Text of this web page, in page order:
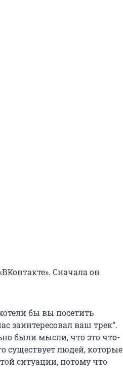
Сначала он
бы вы посетить
заинтересовал ваш трек“.
были мысли, что это что-
существует людей, которые
ситуации, потому что